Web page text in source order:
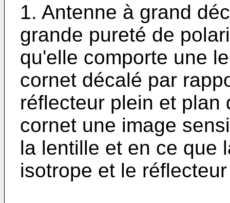
1. Antenne à grand
grande pureté de
qu'elle comporte une
cornet décalé par
réflecteur plein et plan
cornet une image
la lentille et en ce que
isotrope et le